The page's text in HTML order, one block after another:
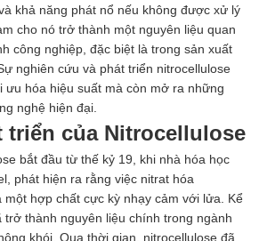
khả năng phát nổ nếu không được xử lý
cho nó trở thành một nguyên liệu quan
công nghiệp, đặc biệt là trong sản xuất
nghiên cứu và phát triển nitrocellulose
ưu hóa hiệu suất mà còn mở ra những
nghệ hiện đại.
triển của Nitrocellulose
bắt đầu từ thế kỷ 19, khi nhà hóa học
phát hiện ra rằng việc nitrat hóa
một hợp chất cực kỳ nhạy cảm với lửa. Kể
trở thành nguyên liệu chính trong ngành
khói. Qua thời gian, nitrocellulose đã